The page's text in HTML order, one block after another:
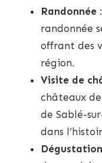
Randonnée
randonnée
offrant des
région.
Visite de
châteaux
de Sablé-
dans